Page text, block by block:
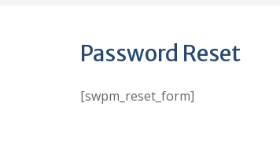
Password Reset
[swpm_reset_form]